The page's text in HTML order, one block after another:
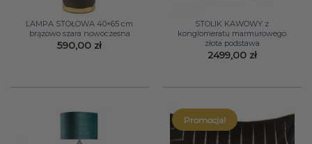
LAMPA STOŁOWA 40×65 cm
brązowo szara nowoczesna
590,00 zł
STOLIK KAWOWY z
konglomeratu marmurowego
złota podstawa
2499,00 zł
Promocja!